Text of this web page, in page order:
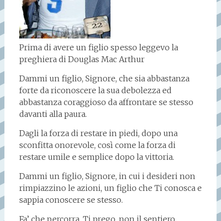
Prima di avere un figlio spesso leggevo la
preghiera di Douglas Mac Arthur
Dammi un figlio, Signore, che sia abbastanza
forte da riconoscere la sua debolezza ed
abbastanza coraggioso da affrontare se stesso
davanti alla paura.
Dagli la forza di restare in piedi, dopo una
sconfitta onorevole, così come la forza di
restare umile e semplice dopo la vittoria.
Dammi un figlio, Signore, in cui i desideri non
rimpiazzino le azioni, un figlio che Ti conosca e
sappia conoscere se stesso.